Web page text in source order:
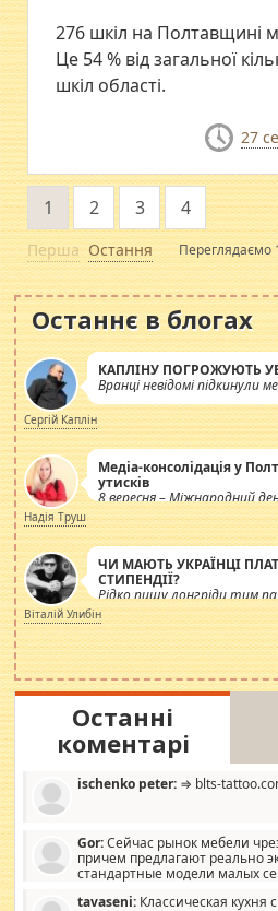
276 шкіл на Полтавщині
Це 54 % від загальної
шкіл області.
27
Перша
1 2 3 4
Остання Переглядаємо
Останнє в блогах
КАПЛІНУ ПОГРОЖУЮТЬ
Вранці невідомі підкинули
Сергій Каплін
Медіа-консолідація у
утисків
8 вересня – Міжнародний
журналістів.
Надія Труш
ЧИ МАЮТЬ УКРАЇНЦІ
СТИПЕНДІЇ?
Рідко пишу лонгріди тим
просто дістало! Обурюють
навколо стипендіального
роздувається ще одна
Віталій Улибін
Останні
коментарі
ischenko peter: ⇒ blts-
Gor:Сейчас рынок мебели
причем предлагают реально
стандартные модели малых
стандартные формы, в MebelOk,
tavaseni: Классическая кухня